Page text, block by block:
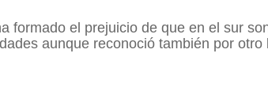
formado el prejuicio de que en el sur
aunque reconoció también por otro